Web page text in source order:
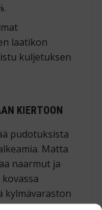
laatikon
kuljetuksen
KIERTOON
pudotuksista
Matta
naarmut ja
kylmävaraston